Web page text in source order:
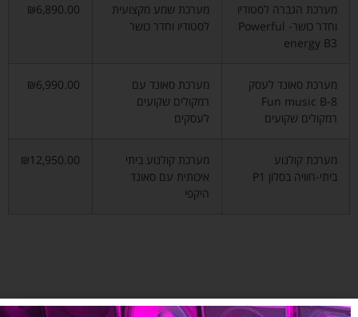
מערכת הגברה לסטודיו
וחדר כושר- Powerful
energy B3
מערכת שמע מקצועית
לסטודיו וחדר כושר
₪6,890.00
מערכת סאונד לעסק
Fun music B-8
רמקולים שקועים
מערכת סאונד עם
רמקולים שקועים
לעסקים
₪6,990.00
מערכת קולנוע
ביתי-חוויה בסלון P1
מערכת קולנוע ביתי
איכותית עם סאונד
היקפי
₪12,950.00